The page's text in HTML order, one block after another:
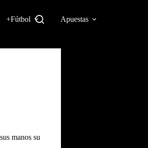
+Fútbol Apuestas
manos su